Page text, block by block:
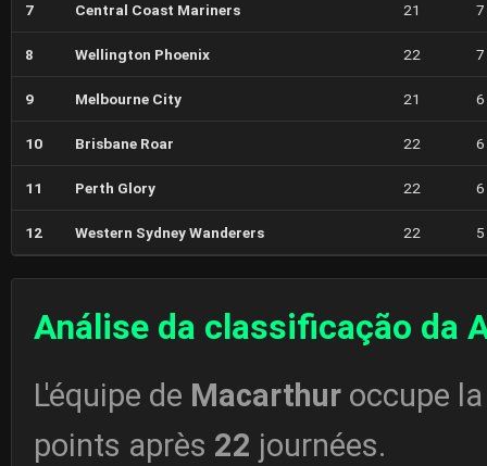
7 Central Coast Mariners 21 7
8 Wellington Phoenix 22 7
9 Melbourne City 21 6
10 Brisbane Roar 22 6
11 Perth Glory 22 6
12 Western Sydney Wanderers 22 5
Análise da classificação da
L'équipe de Macarthur occupe
points après 22 journées.